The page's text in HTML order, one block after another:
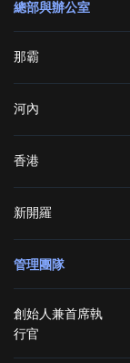
總部與辦公室
那霸
河內
香港
新開羅
管理團隊
創始人兼首席執
行官